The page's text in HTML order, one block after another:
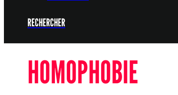
RECHERCHER
HOMOPHOBIE